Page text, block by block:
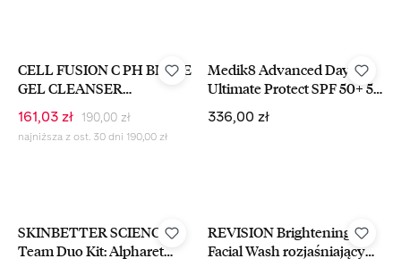
CELL FUSION C PH BIOME
GEL CLEANSER
Wrażliwej 210 ml
Cena sprzedaży:
161,03 zł Cena regularna:
190,00 zł
najniższa z ost. 30 dni 190,00 zł
Medik8 Advanced Day
Ultimate Protect SPF 50+ 50
Cena regularna:
336,00 zł
SKINBETTER SCIENCE A-
Team Duo Kit: Alpharet
REVISION Brightening
Facial Wash rozjaśniający